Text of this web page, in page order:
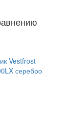
Vestfrost
серебро